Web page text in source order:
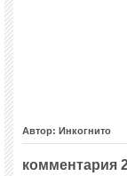
Автор: Инкогнито
комментария